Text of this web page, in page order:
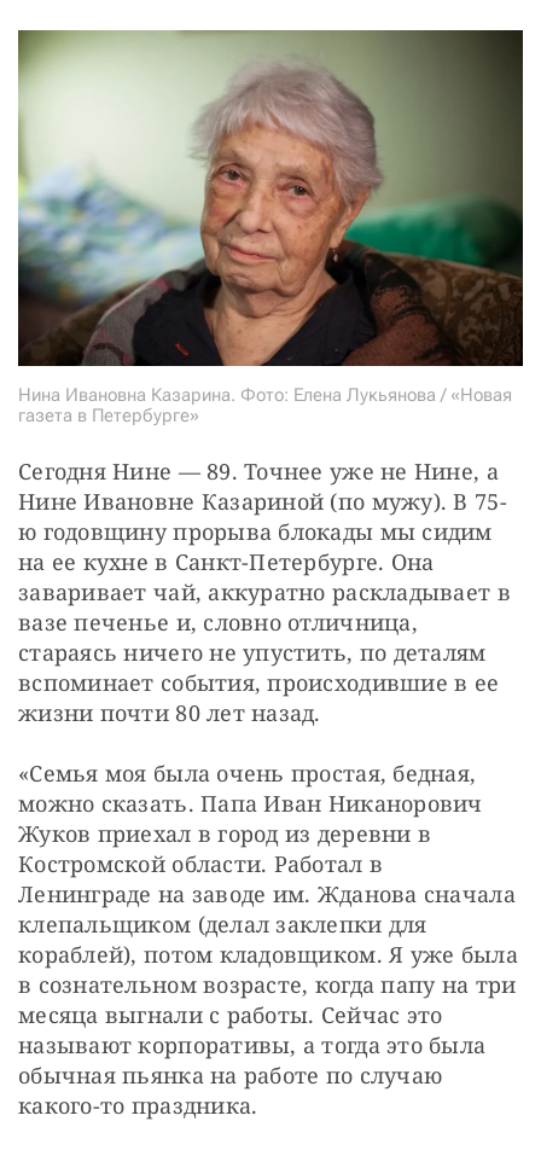
Нина Ивановна Казарина. Фото: Елена Лукьянова / «Новая
газета в Петербурге»
Сегодня Нине — 89. Точнее уже не Нине, а
Нине Ивановне Казариной (по мужу). В 75-
ю годовщину прорыва блокады мы сидим
на ее кухне в Санкт-Петербурге. Она
заваривает чай, аккуратно раскладывает в
вазе печенье и, словно отличница,
стараясь ничего не упустить, по деталям
вспоминает события, происходившие в ее
жизни почти 80 лет назад.
«Семья моя была очень простая, бедная,
можно сказать. Папа Иван Никанорович
Жуков приехал в город из деревни в
Костромской области. Работал в
Ленинграде на заводе им. Жданова сначала
клепальщиком (делал заклепки для
кораблей), потом кладовщиком. Я уже была
в сознательном возрасте, когда папу на три
месяца выгнали с работы. Сейчас это
называют корпоративы, а тогда это была
обычная пьянка на работе по случаю
какого-то праздника.